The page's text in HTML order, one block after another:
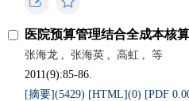
医院预算管理结合全成本核
张海龙 , 张海英 , 高虹 ,
等
2011(9):85-86.
[摘要](5429) [HTML](0) [PDF